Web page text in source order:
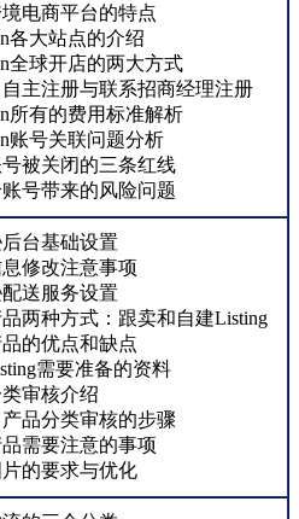
电商平台的特点
各大站点的介绍
全球开店的两大方式
主注册与联系招商经理注册
所有的费用标准解析
账号关联问题分析
被关闭的三条红线
号带来的风险问题
台基础设置
修改注意事项
送服务设置
两种方式：跟卖和自建Listing
的优点和缺点
需要准备的资料
审核介绍
品分类审核的步骤
需要注意的事项
的要求与优化